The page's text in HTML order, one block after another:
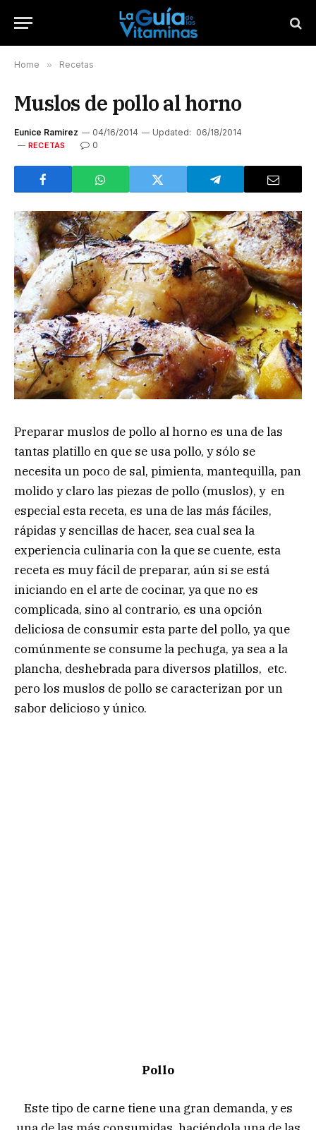
Home » Recetas
Muslos de pollo al horno
Eunice Ramirez 04/16/2014 Updated: 06/18/2014
RECETAS 0
Preparar muslos de pollo al horno es una de las
tantas platillo en que se usa pollo, y sólo se
necesita un poco de sal, pimienta, mantequilla, pan
molido y claro las piezas de pollo (muslos), y en
especial esta receta, es una de las más fáciles,
rápidas y sencillas de hacer, sea cual sea la
experiencia culinaria con la que se cuente, esta
receta es muy fácil de preparar, aún si se está
iniciando en el arte de cocinar, ya que no es
complicada, sino al contrario, es una opción
deliciosa de consumir esta parte del pollo, ya que
comúnmente se consume la pechuga, ya sea a la
plancha, deshebrada para diversos platillos, etc.
pero los muslos de pollo se caracterizan por un
sabor delicioso y único.
Pollo
Este tipo de carne tiene una gran demanda, y es